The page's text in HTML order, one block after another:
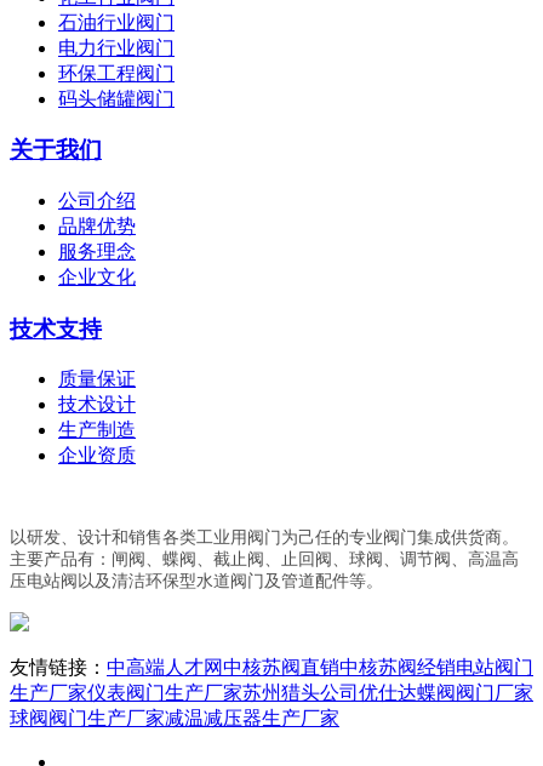
石油行业阀门
电力行业阀门
环保工程阀门
码头储罐阀门
关于我们
公司介绍
品牌优势
服务理念
企业文化
技术支持
质量保证
技术设计
生产制造
企业资质
以研发、设计和销售各类工业用阀门为己任的专业阀门集成供货商。
主要产品有：闸阀、蝶阀、截止阀、止回阀、球阀、调节阀、高温高
压电站阀以及清洁环保型水道阀门及管道配件等。
友情链接： 中高端人才网中核苏阀直销中核苏阀经销电站阀门
生产厂家仪表阀门生产厂家苏州猎头公司优仕达蝶阀阀门厂家
球阀阀门生产厂家减温减压器生产厂家